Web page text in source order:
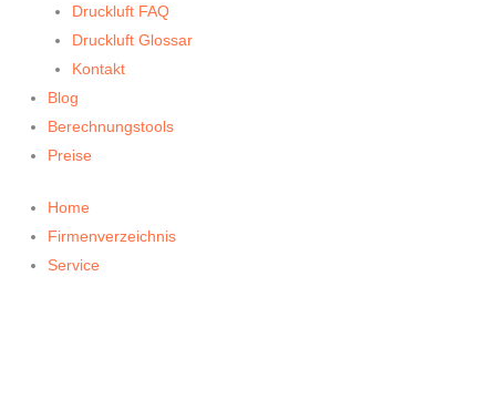
Druckluft FAQ
Druckluft Glossar
Kontakt
Blog
Berechnungstools
Preise
Home
Firmenverzeichnis
Service